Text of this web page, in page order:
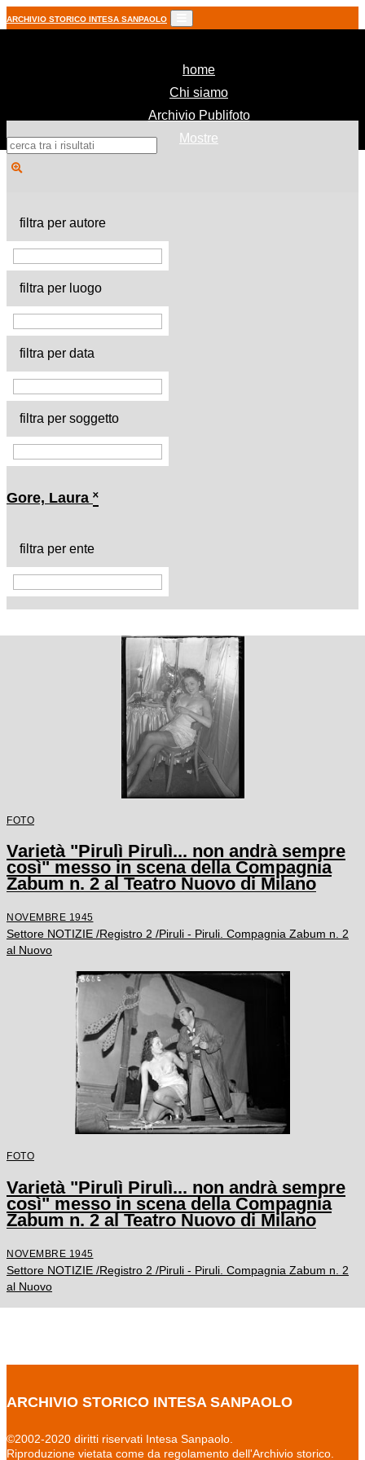
ARCHIVIO STORICO INTESA SANPAOLO
home(current)
Chi siamo
Archivio Publifoto
Mostre
filtra per autore
filtra per luogo
filtra per data
filtra per soggetto
Gore, Laura ˟
filtra per ente
FOTO
Varietà "Pirulì Pirulì... non andrà sempre
così" messo in scena della Compagnia
Zabum n. 2 al Teatro Nuovo di Milano
NOVEMBRE 1945
Settore NOTIZIE /Registro 2 /Piruli - Piruli. Compagnia Zabum n. 2
al Nuovo
FOTO
Varietà "Pirulì Pirulì... non andrà sempre
così" messo in scena della Compagnia
Zabum n. 2 al Teatro Nuovo di Milano
NOVEMBRE 1945
Settore NOTIZIE /Registro 2 /Piruli - Piruli. Compagnia Zabum n. 2
al Nuovo
ARCHIVIO STORICO INTESA SANPAOLO
©2002-2020 diritti riservati Intesa Sanpaolo.
Riproduzione vietata come da regolamento dell'Archivio storico.